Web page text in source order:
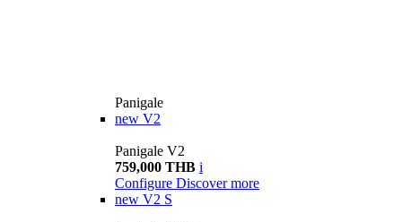
Panigale
new V2
Panigale V2
759,000 THB i
Configure Discover more
new V2 S